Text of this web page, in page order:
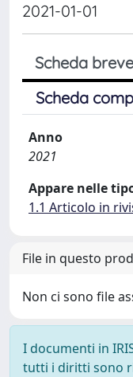
2021-01-01
Scheda breve
Scheda
Anno
2021
Appare nelle
1.1 Articolo in
File in questo
Non ci sono file
I documenti in
tutti i diritti sono